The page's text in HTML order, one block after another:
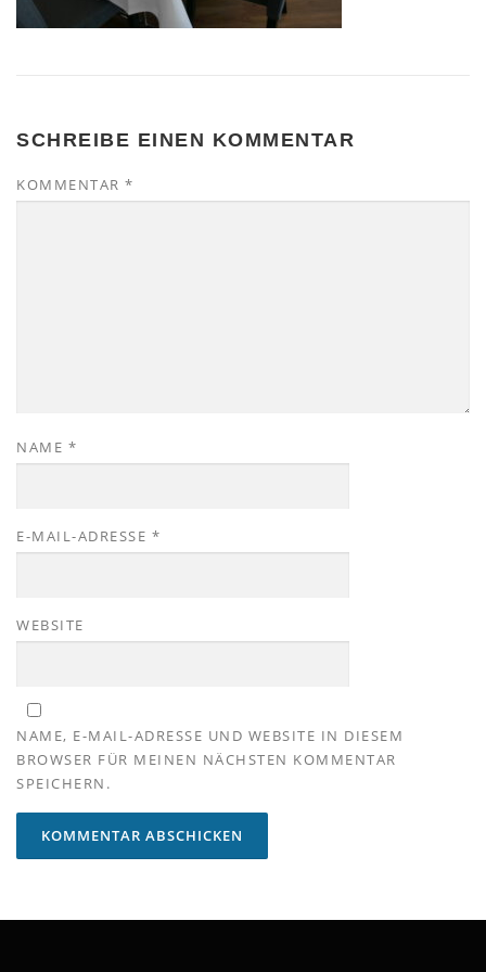
SCHREIBE EINEN KOMMENTAR
KOMMENTAR *
NAME *
E-MAIL-ADRESSE *
WEBSITE
NAME, E-MAIL-ADRESSE UND WEBSITE IN DIESEM
BROWSER FÜR MEINEN NÄCHSTEN KOMMENTAR
SPEICHERN.